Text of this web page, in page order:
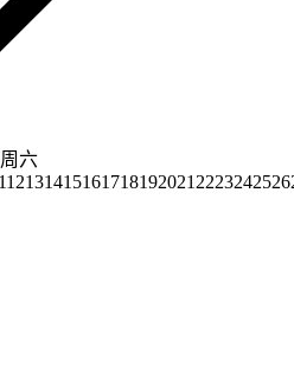
周六
12131415161718192021 2223242526